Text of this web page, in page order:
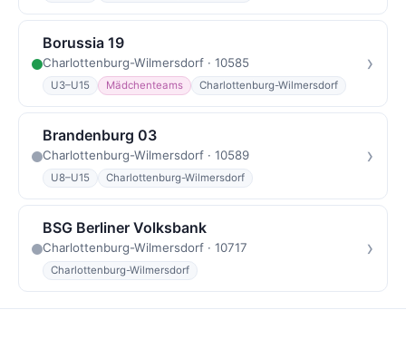
Borussia 19
Charlottenburg-Wilmersdorf · 10585
U3–U15 Mädchenteams Charlottenburg-Wilmersdorf
›
Brandenburg 03
Charlottenburg-Wilmersdorf · 10589
U8–U15 Charlottenburg-Wilmersdorf
›
BSG Berliner Volksbank
Charlottenburg-Wilmersdorf · 10717
Charlottenburg-Wilmersdorf
›